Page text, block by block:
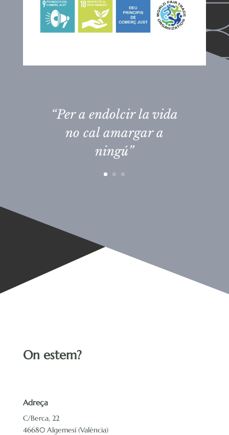
“Per a endolcir la vida
no cal amargar a
ningú”
On estem?
Adreça
C/Berca, 22
46680 Algemesí (València)